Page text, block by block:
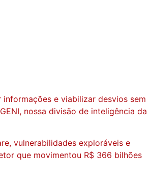
e viabilizar desvios sem
nossa divisão de inteligência da
vulnerabilidades exploráveis e
que movimentou R$ 366 bilhões